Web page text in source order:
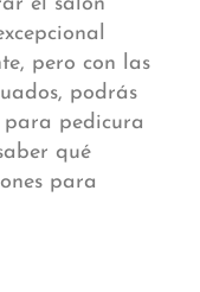
pero con las
podrás
para pedicura
qué
para